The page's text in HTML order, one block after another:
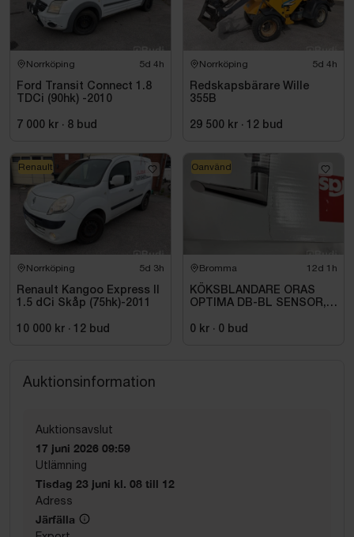
Norrköping 5d 4h
Ford Transit Connect 1.8
TDCi (90hk) -2010
7 000 kr · 8 bud
Norrköping 5d 4h
Redskapsbärare Wille
355B
29 500 kr · 12 bud
Norrköping 5d 3h
Renault Kangoo Express II
1.5 dCi Skåp (75hk)-2011
10 000 kr · 12 bud
Renault
Bromma 12d 1h
KÖKSBLANDARE ORAS
OPTIMA DB-BL SENSOR,
EL. AVST.2727F
0 kr · 0 bud
Oanvänd
Auktionsinformation
Auktionsavslut
17 juni 2026 09:59
Utlämning
Tisdag 23 juni kl. 08 till 12
Adress
Järfälla